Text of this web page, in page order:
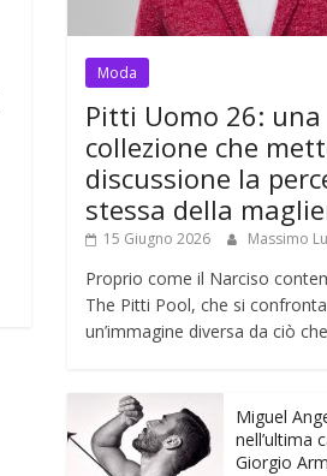
Moda
Pitti Uomo 26: una
collezione che
discussione la
stessa della
15 Giugno 2026 Massimo
Proprio come il Narciso
The Pitti Pool, che si
un’immagine diversa da ciò
Miguel
nell’ultima
Giorgio